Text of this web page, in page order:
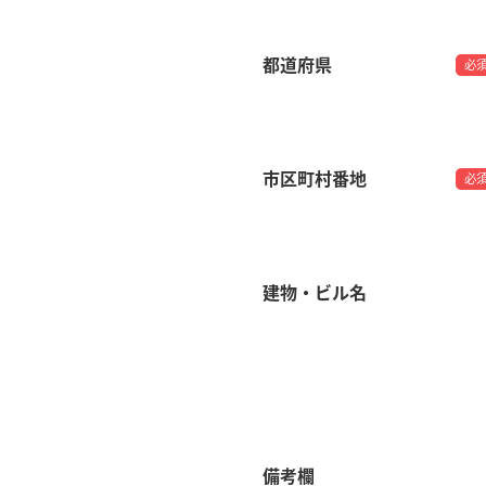
都道府県 必
市区町村番地 必
建物・ビル名
備考欄